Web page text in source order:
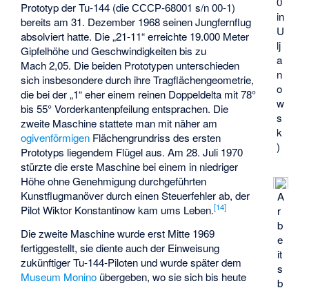
in
U
lj
a
n
o
w
s
k
)
A
r
b
e
it
s
b
Prototyp der Tu-144 (die СССР-68001 s/n 00-1)
bereits am 31. Dezember 1968 seinen Jungfernflug
absolviert hatte. Die „21-11“ erreichte 19.000 Meter
Gipfelhöhe und Geschwindigkeiten bis zu
Mach 2,05. Die beiden Prototypen unterschieden
sich insbesondere durch ihre Tragflächengeometrie,
die bei der „1“ eher einem reinen Doppeldelta mit 78°
bis 55° Vorderkantenpfeilung entsprachen. Die
zweite Maschine stattete man mit näher am
ogivenförmigen Flächengrundriss des ersten
Prototyps liegendem Flügel aus. Am 28. Juli 1970
stürzte die erste Maschine bei einem in niedriger
Höhe ohne Genehmigung durchgeführten
Kunstflugmanöver durch einen Steuerfehler ab, der
Pilot Wiktor Konstantinow kam ums Leben.[14]
Die zweite Maschine wurde erst Mitte 1969
fertiggestellt, sie diente auch der Einweisung
zukünftiger Tu-144-Piloten und wurde später dem
Museum Monino übergeben, wo sie sich bis heute